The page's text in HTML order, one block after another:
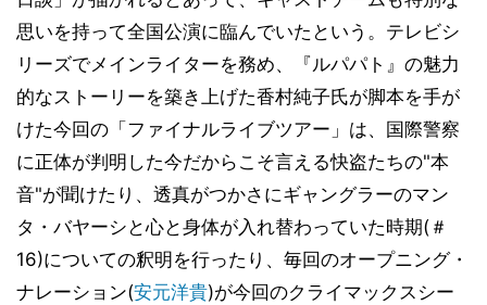
思いを持って全国公演に臨んでいたという。テレビシ
リーズでメインライターを務め、『ルパパト』の魅力
的なストーリーを築き上げた香村純子氏が脚本を手が
けた今回の「ファイナルライブツアー」は、国際警察
に正体が判明した今だからこそ言える快盗たちの"本
音"が聞けたり、透真がつかさにギャングラーのマン
タ・バヤーシと心と身体が入れ替わっていた時期(＃
16)についての釈明を行ったり、毎回のオープニング・
ナレーション(安元洋貴)が今回のクライマックスシー